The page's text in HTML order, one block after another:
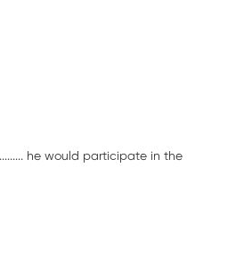
he would participate in the